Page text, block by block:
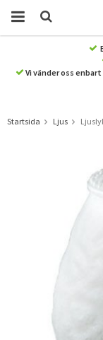
Vi vänder oss
Startsida Ljus